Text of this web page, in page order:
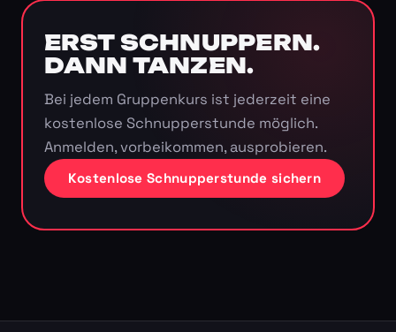
ERST SCHNUPPERN.
DANN TANZEN.
Bei jedem Gruppenkurs ist jederzeit eine
kostenlose Schnupperstunde möglich.
Anmelden, vorbeikommen, ausprobieren.
Kostenlose Schnupperstunde sichern